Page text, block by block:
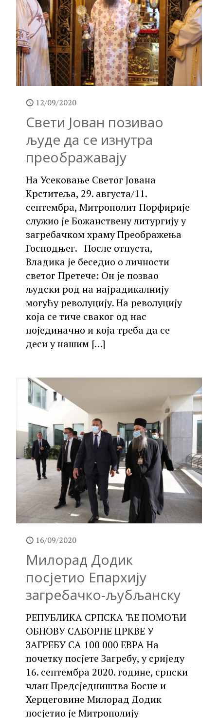
12/09/2020
Свети Јован позивао
људе да се изнутра
преображавају
На Усековање Светог Јована
Крститеља, 29. августа/11.
септембра, Митрополит Порфирије
служио је Божанствену литургију у
загребачком храму Преображења
Господњег. После отпуста,
Владика је беседио о личности
светог Претече: Он је позвао
људски род на најрадикалнију
могућу револуцију. На револуцију
која се тиче сваког од нас
појединачно и која треба да се
деси у нашим […]
16/09/2020
Милорад Додик
посјетио Епархију
загребачко-љубљанску
РЕПУБЛИКА СРПСКА ЋЕ ПОМОЋИ
ОБНОВУ САБОРНЕ ЦРКВЕ У
ЗАГРЕБУ СА 100 000 ЕВРА На
почетку посјете Загребу, у сриједу
16. септембра 2020. године, српски
члан Предсједништва Босне и
Херцеговине Милорад Додик
посјетио је Митрополију